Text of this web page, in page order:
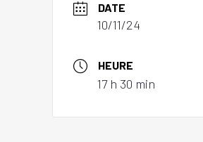
DATE
10/11/24
HEURE
17 h 30 min